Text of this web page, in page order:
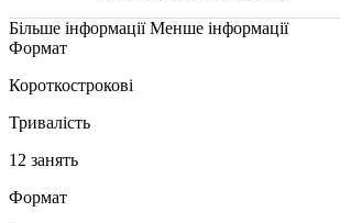
Більше інформації Менше інформації
Формат
Короткострокові
Тривалість
12 занять
Формат